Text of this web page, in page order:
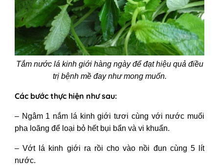
Tắm nước lá kinh giới hàng ngày để đạt hiệu quả điều
trị bệnh mề đay như mong muốn.
Các bước thực hiện như sau:
– Ngâm 1 nắm lá kinh giới tươi cùng với nước muối
pha loãng để loại bỏ hết bụi bẩn và vi khuẩn.
– Vớt lá kinh giới ra rồi cho vào nồi đun cùng 5 lít
nước.